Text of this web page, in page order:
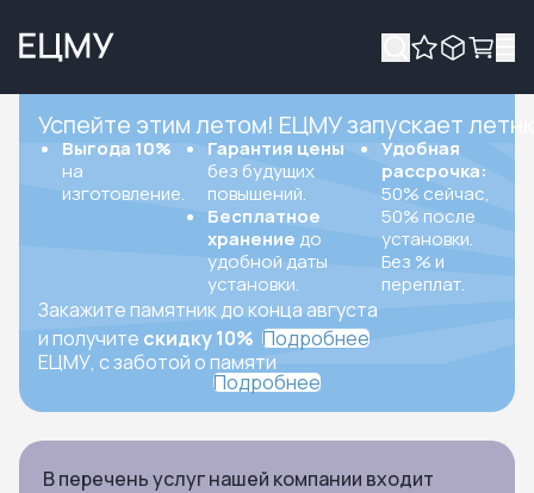
Успейте этим летом! ЕЦМУ запускает
Выгода 10%
на
изготовление.
Гарантия цены
без будущих
повышений.
Бесплатное
хранение до
удобной даты
установки.
Удобная
рассрочка:
50% сейчас,
50% после
установки.
Без % и
переплат.
Закажите памятник до конца августа
и получите скидку 10% Подробнее
ЕЦМУ, с заботой о памяти
Подробнее
В перечень услуг нашей компании входит